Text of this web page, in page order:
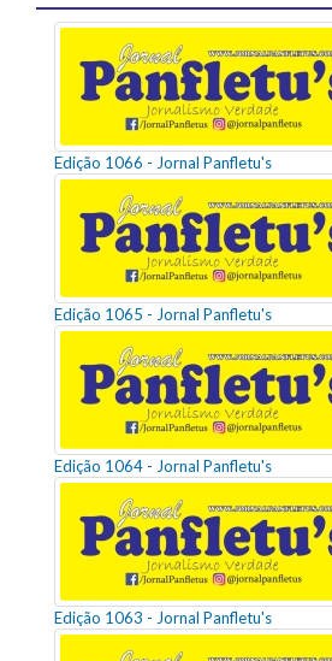
Edição 1066 - Jornal Panfletu's
Edição 1065 - Jornal Panfletu's
Edição 1064 - Jornal Panfletu's
Edição 1063 - Jornal Panfletu's